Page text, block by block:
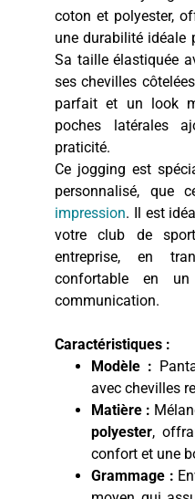
coton et polyester,
une durabilité idéale
Sa taille élastiquée
ses chevilles
parfait et un look
poches latérales
praticité.
Ce jogging est
personnalisé, que
impression. Il est
votre club de
entreprise, en
confortable en
communication.
Caractéristiques :
Modèle :
avec chevilles
Matière :
polyester,
confort et une
Grammage :